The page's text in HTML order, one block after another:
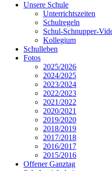
Unsere Schule
Unterrichtszeiten
Schulregeln
Schul-Schnupper-
Kollegium
Schulleben
Fotos
2025/2026
2024/2025
2023/2024
2022/2023
2021/2022
2020/2021
2019/2020
2018/2019
2017/2018
2016/2017
2015/2016
Offener Ganztag